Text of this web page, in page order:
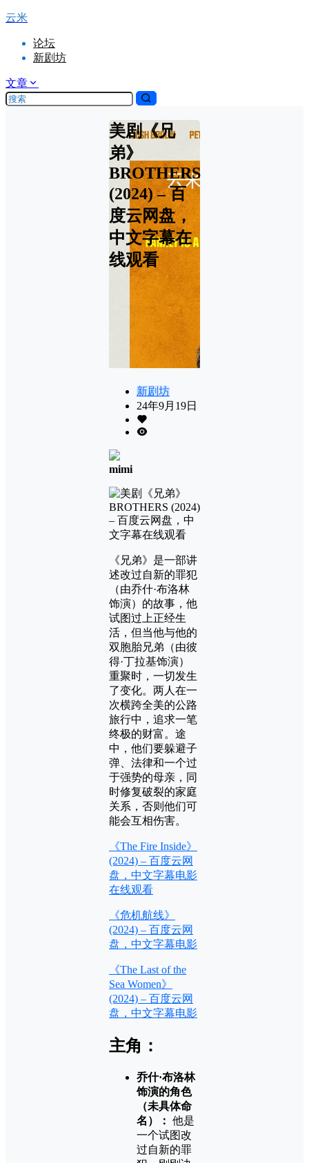
云米
论坛
新剧坊
文章
美剧《兄
弟》
BROTHERS
(2024) – 百
度云网盘，
中文字幕在
线观看
新剧坊
24年9月19日
mimi
《兄弟》是一部讲
述改过自新的罪犯
（由乔什·布洛林
饰演）的故事，他
试图过上正经生
活，但当他与他的
双胞胎兄弟（由彼
得·丁拉基饰演）
重聚时，一切发生
了变化。两人在一
次横跨全美的公路
旅行中，追求一笔
终极的财富。途
中，他们要躲避子
弹、法律和一个过
于强势的母亲，同
时修复破裂的家庭
关系，否则他们可
能会互相伤害。
《The Fire Inside》
(2024) – 百度云网
盘，中文字幕电影
在线观看
《危机航线》
(2024) – 百度云网
盘，中文字幕电影
《The Last of the
Sea Women》
(2024) – 百度云网
盘，中文字幕电影
主角：
乔什·布洛林
饰演的角色
（未具体命
名）： 他是
一个试图改
过自新的罪